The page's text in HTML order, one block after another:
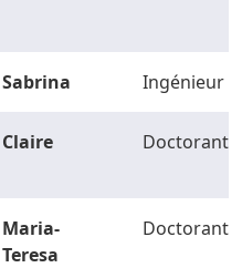
Sabrina Ingénieur
Claire Doctorant
Maria-
Teresa
Doctorant